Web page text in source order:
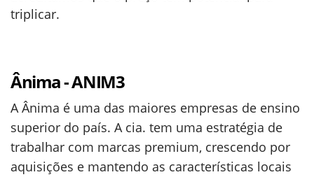
triplicar.
Ânima - ANIM3
A Ânima é uma das maiores empresas de ensino
superior do país. A cia. tem uma estratégia de
trabalhar com marcas premium, crescendo por
aquisições e mantendo as características locais